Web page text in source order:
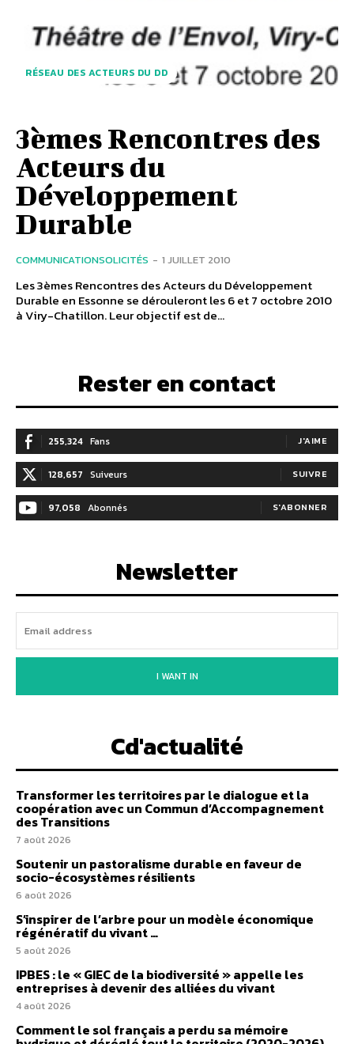
RÉSEAU DES ACTEURS DU DD
3èmes Rencontres des
Acteurs du
Développement
Durable
COMMUNICATIONSOLICITÉS - 1 JUILLET 2010
Les 3èmes Rencontres des Acteurs du Développement
Durable en Essonne se dérouleront les 6 et 7 octobre 2010
à Viry-Chatillon. Leur objectif est de...
Rester en contact
255,324 Fans J'AIME
128,657 Suiveurs SUIVRE
97,058 Abonnés S'ABONNER
Newsletter
I WANT IN
Cd'actualité
Transformer les territoires par le dialogue et la
coopération avec un Commun d’Accompagnement
des Transitions
7 août 2026
Soutenir un pastoralisme durable en faveur de
socio-écosystèmes résilients
6 août 2026
S’inspirer de l’arbre pour un modèle économique
régénératif du vivant …
5 août 2026
IPBES : le « GIEC de la biodiversité » appelle les
entreprises à devenir des alliées du vivant
4 août 2026
Comment le sol français a perdu sa mémoire